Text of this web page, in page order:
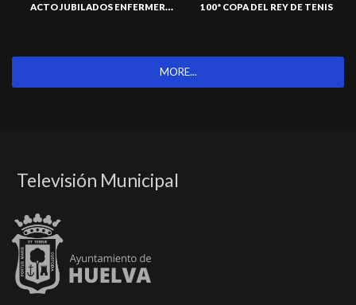
ACTO JUBILADOS ENFERMERÍA 100ª COPA DEL REY DE TENIS
MORE...
Televisión Municipal